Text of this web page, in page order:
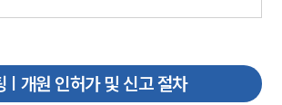
| 개원 인허가 및 신고 절차